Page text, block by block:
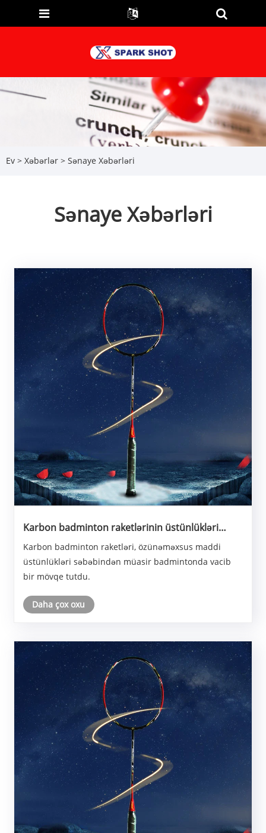
Ev > Xəbərlər > Sənaye Xəbərləri
Sənaye Xəbərləri
Karbon badminton raketlərinin üstünlükləri
Karbon badminton raketləri, özünəməxsus maddi
üstünlükləri səbəbindən müasir badmintonda vacib
bir mövqe tutdu.
Daha çox oxu